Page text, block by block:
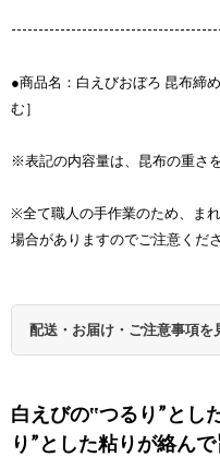
●商品名：白えびおぼろ 昆布締
む］
※表記の内容量は、昆布の重さを
※全て職人の手作業のため、ま
場合がありますのでご注意くださ
配送・お届け・ご注意事項を
白えびの‟つるり”とし
り”とした粘りが絡ん